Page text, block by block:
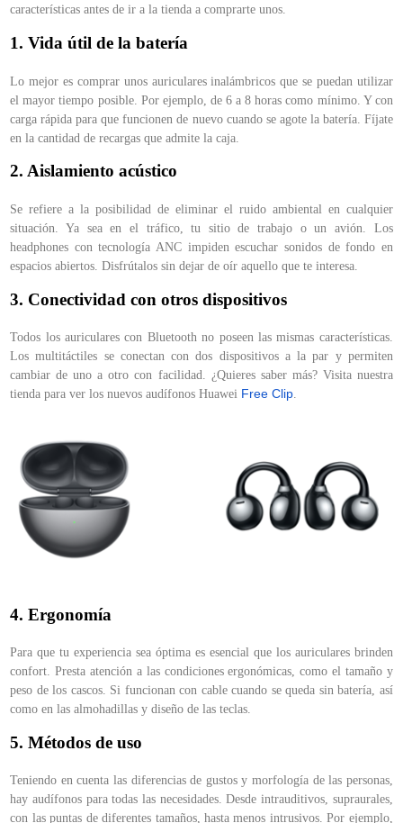
características antes de ir a la tienda a comprarte unos.
1. Vida útil de la batería
Lo mejor es comprar unos auriculares inalámbricos que se puedan utilizar
el mayor tiempo posible. Por ejemplo, de 6 a 8 horas como mínimo. Y con
carga rápida para que funcionen de nuevo cuando se agote la batería. Fíjate
en la cantidad de recargas que admite la caja.
2. Aislamiento acústico
Se refiere a la posibilidad de eliminar el ruido ambiental en cualquier
situación. Ya sea en el tráfico, tu sitio de trabajo o un avión. Los
headphones con tecnología ANC impiden escuchar sonidos de fondo en
espacios abiertos. Disfrútalos sin dejar de oír aquello que te interesa.
3. Conectividad con otros dispositivos
Todos los auriculares con Bluetooth no poseen las mismas características.
Los multitáctiles se conectan con dos dispositivos a la par y permiten
cambiar de uno a otro con facilidad. ¿Quieres saber más? Visita nuestra
tienda para ver los nuevos audífonos Huawei Free Clip.
4. Ergonomía
Para que tu experiencia sea óptima es esencial que los auriculares brinden
confort. Presta atención a las condiciones ergonómicas, como el tamaño y
peso de los cascos. Si funcionan con cable cuando se queda sin batería, así
como en las almohadillas y diseño de las teclas.
5. Métodos de uso
Teniendo en cuenta las diferencias de gustos y morfología de las personas,
hay audífonos para todas las necesidades. Desde intrauditivos, supraurales,
con las puntas de diferentes tamaños, hasta menos intrusivos. Por ejemplo,